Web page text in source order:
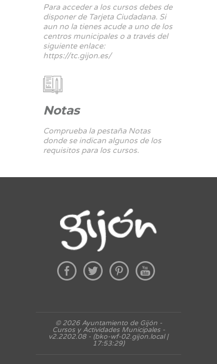
Para acceder a los cursos debes de
disponer de Tarjeta Ciudadana. Si
aun no la tienes acude a uno de los
centros municipales o a través del
siguiente enlace:
https://tc.gijon.es/
Notas
Comprueba la pestaña Notas
donde se indican algunos de los
requisitos para los cursos.
© 2026 Ayuntamiento de Gijón -
Cursos y Actividades Municipales -
v2.2202.08 - (bko-wf-02.gijon.local |
17:53:29)